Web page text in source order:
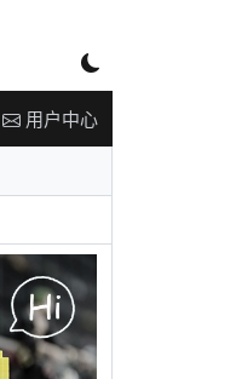
用户中心